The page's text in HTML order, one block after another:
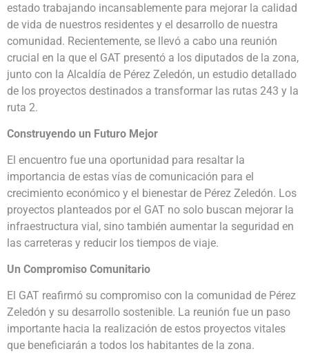
estado trabajando incansablemente para mejorar la calidad
de vida de nuestros residentes y el desarrollo de nuestra
comunidad. Recientemente, se llevó a cabo una reunión
crucial en la que el GAT presentó a los diputados de la zona,
junto con la Alcaldía de Pérez Zeledón, un estudio detallado
de los proyectos destinados a transformar las rutas 243 y la
ruta 2.
Construyendo un Futuro Mejor
El encuentro fue una oportunidad para resaltar la
importancia de estas vías de comunicación para el
crecimiento económico y el bienestar de Pérez Zeledón. Los
proyectos planteados por el GAT no solo buscan mejorar la
infraestructura vial, sino también aumentar la seguridad en
las carreteras y reducir los tiempos de viaje.
Un Compromiso Comunitario
El GAT reafirmó su compromiso con la comunidad de Pérez
Zeledón y su desarrollo sostenible. La reunión fue un paso
importante hacia la realización de estos proyectos vitales
que beneficiarán a todos los habitantes de la zona.